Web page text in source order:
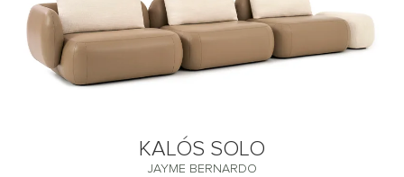
KALÓS SOLO
JAYME BERNARDO